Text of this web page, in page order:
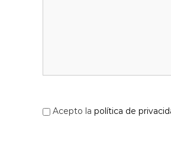
Acepto la política de